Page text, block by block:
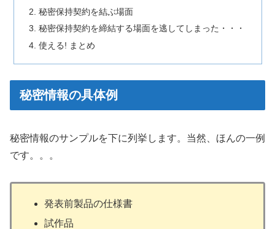
秘密保持契約を結ぶ場面
秘密保持契約を締結する場面を逃してしまった・・・
使える! まとめ
秘密情報の具体例
秘密情報のサンプルを下に列挙します。当然、ほんの一例
です。。。
発表前製品の仕様書
試作品